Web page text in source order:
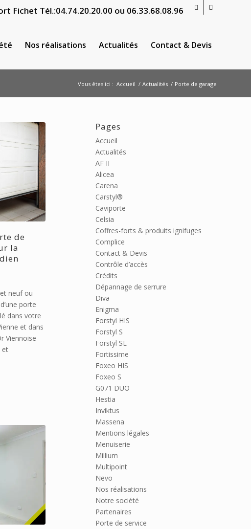
Fichet Tél.:04.74.20.20.00 ou 06.33.68.08.96
Nos réalisations Actualités Contact & Devis
Vous êtes ici : Accueil / Actualités / Porte de garage
de
la
neuf ou
porte
dans votre
et dans
Viennoise
et
Pages
Accueil
Actualités
AF II
Alicea
Carena
Carstyl®
Caviporte
Celsia
Coffres-forts & produits ignifuges
Complice
Contact & Devis
Contrôle d’accès
Crédits
Dépannage de serrure
Diva
Enigma
Forstyl HIS
Forstyl S
Forstyl SL
Fortissime
Foxeo HIS
Foxeo S
G071 DUO
Hestia
Inviktus
Massena
Mentions légales
Menuiserie
Millium
Multipoint
Nevo
Nos réalisations
Notre société
Partenaires
Porte de service